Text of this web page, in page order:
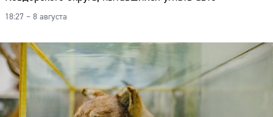
18:27 – 8 августа